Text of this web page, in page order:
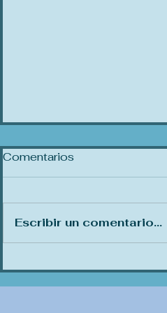
Wyler, 1936.
Comentarios
Escribir un comentario...